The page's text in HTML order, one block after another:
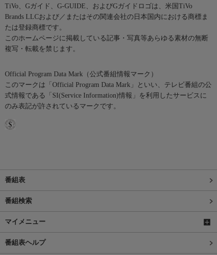
TiVo、Gガイド、G-GUIDE、およびGガイドロゴは、米国TiVo
Brands LLCおよび／またはその関連会社の日本国内における商標ま
たは登録商標です。
このホームページに掲載している記事・写真等あらゆる素材の無断
複写・転載を禁じます。
Official Program Data Mark（公式番組情報マーク）
このマークは「Official Program Data Mark」といい、テレビ番組の公
式情報である「SI(Service Information)情報」を利用したサービスに
のみ表記が許されているマークです。
番組表
番組検索
マイメニュー
番組表ヘルプ